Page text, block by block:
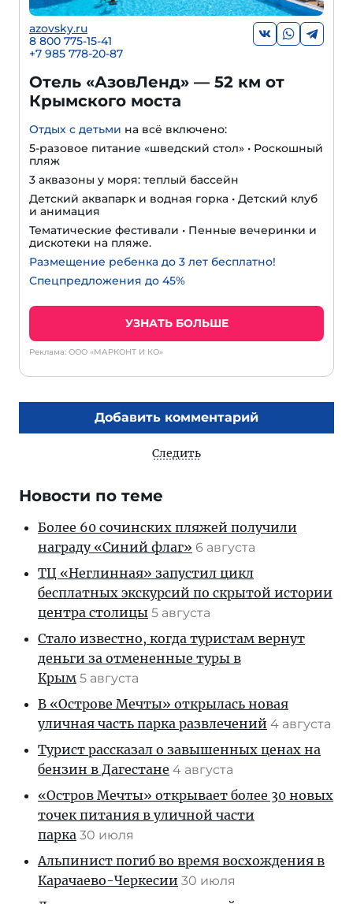
azovsky.ru
8 800 775-15-41
+7 985 778-20-87
Отель «АзовЛенд» — 52 км от
Крымского моста
Отдых с детьми на всё включено:
5-разовое питание «шведский стол» • Роскошный
пляж
3 аквазоны у моря: теплый бассейн
Детский аквапарк и водная горка • Детский клуб
и анимация
Тематические фестивали • Пенные вечеринки и
дискотеки на пляже.
Размещение ребенка до 3 лет бесплатно!
Спецпредложения до 45%
УЗНАТЬ БОЛЬШЕ
Реклама: ООО «МАРКОНТ И КО»
Добавить комментарий
Следить
Новости по теме
Более 60 сочинских пляжей получили
награду «Синий флаг» 6 августа
ТЦ «Неглинная» запустил цикл
бесплатных экскурсий по скрытой истории
центра столицы 5 августа
Стало известно, когда туристам вернут
деньги за отмененные туры в
Крым 5 августа
В «Острове Мечты» открылась новая
уличная часть парка развлечений 4 августа
Турист рассказал о завышенных ценах на
бензин в Дагестане 4 августа
«Остров Мечты» открывает более 30 новых
точек питания в уличной части
парка 30 июля
Альпинист погиб во время восхождения в
Карачаево-Черкесии 30 июля